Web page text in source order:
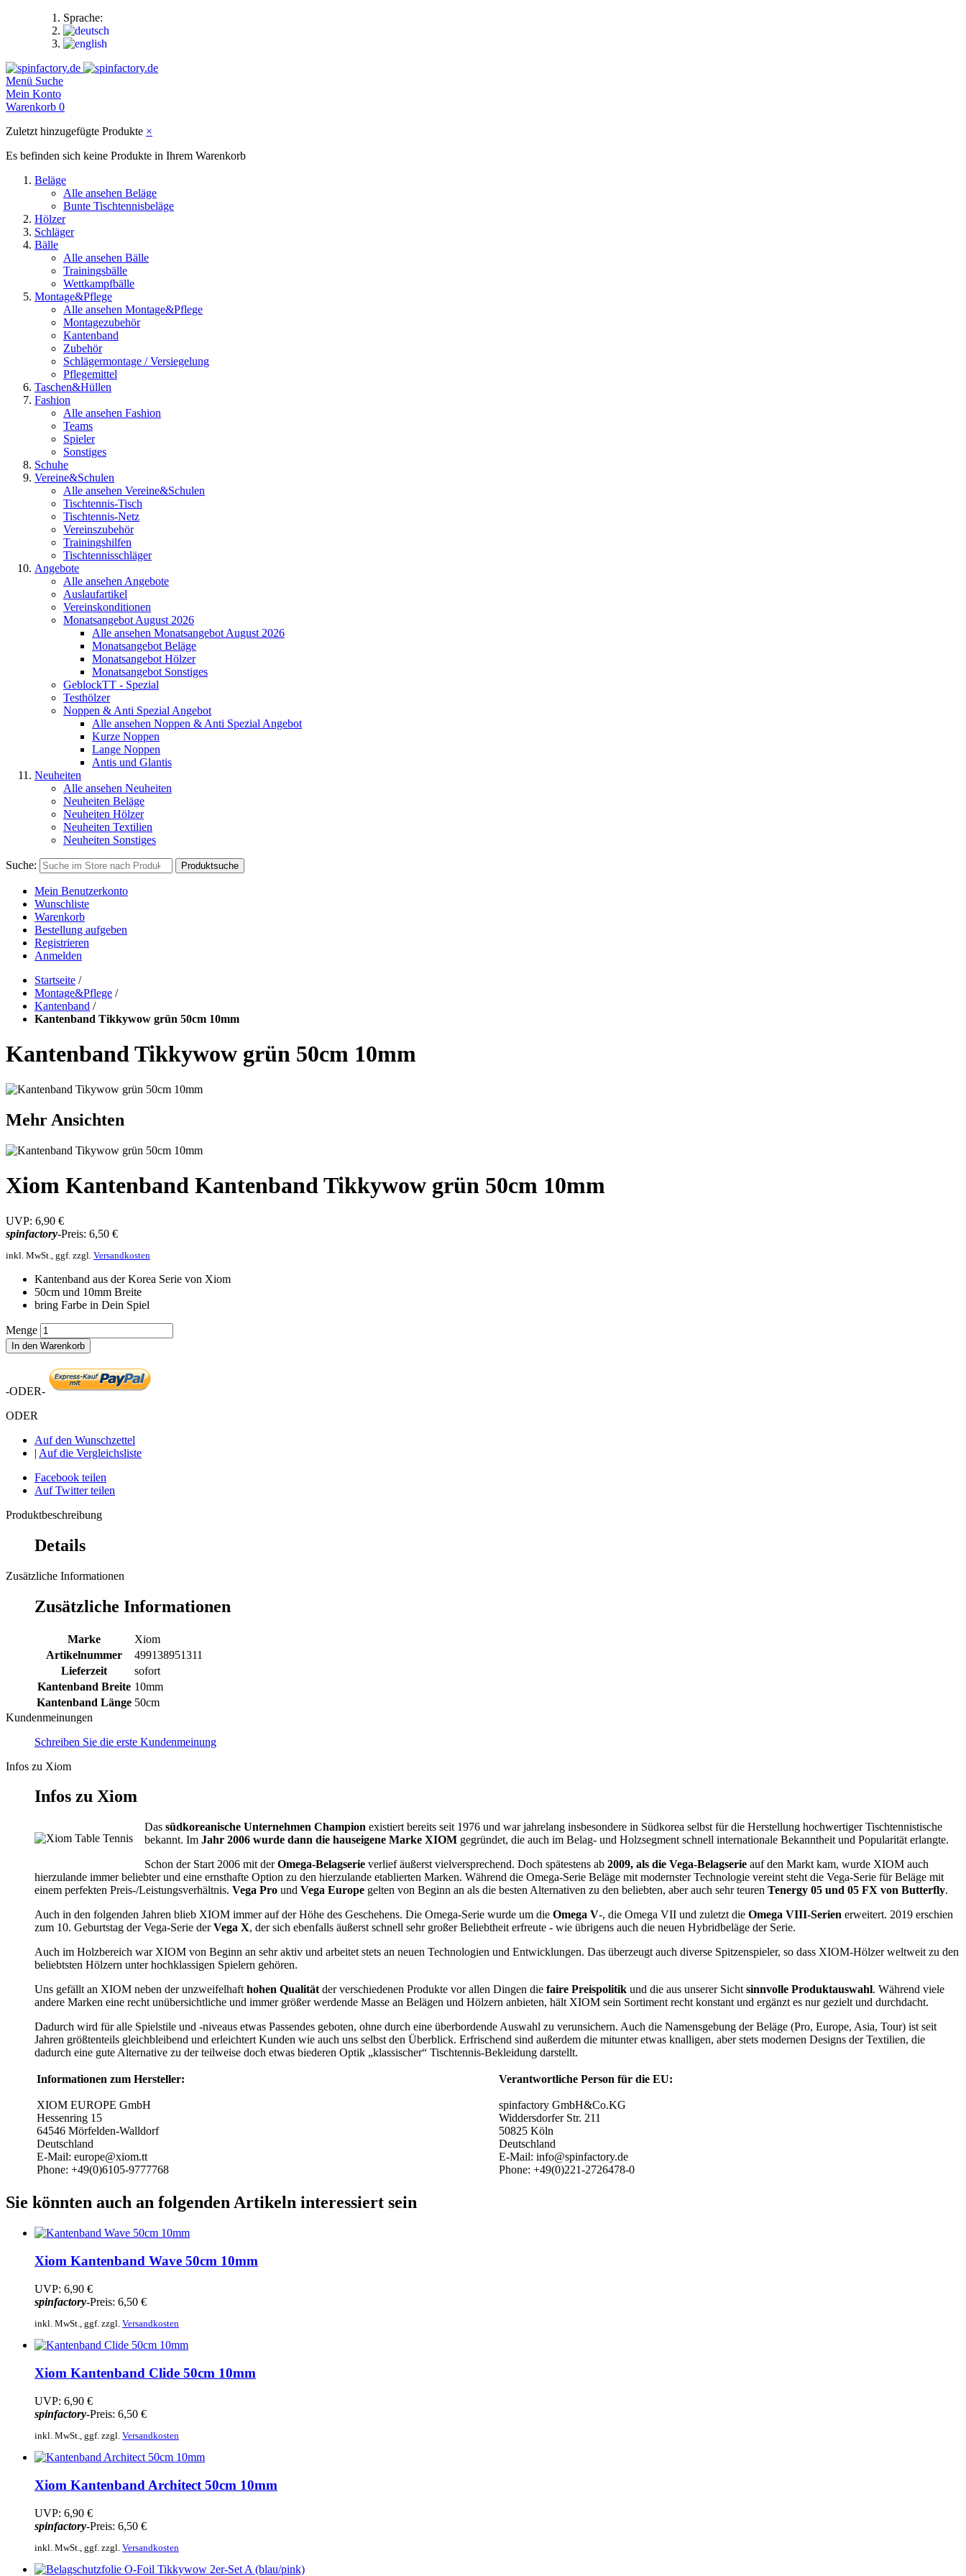
Sprache:
Menü Suche
Mein Konto
Warenkorb 0
Zuletzt hinzugefügte Produkte ×
Es befinden sich keine Produkte in Ihrem Warenkorb
Beläge
Alle ansehen Beläge
Bunte Tischtennisbeläge
Hölzer
Schläger
Bälle
Alle ansehen Bälle
Trainingsbälle
Wettkampfbälle
Montage&Pflege
Alle ansehen Montage&Pflege
Montagezubehör
Kantenband
Zubehör
Schlägermontage / Versiegelung
Pflegemittel
Taschen&Hüllen
Fashion
Alle ansehen Fashion
Teams
Spieler
Sonstiges
Schuhe
Vereine&Schulen
Alle ansehen Vereine&Schulen
Tischtennis-Tisch
Tischtennis-Netz
Vereinszubehör
Trainingshilfen
Tischtennisschläger
Angebote
Alle ansehen Angebote
Auslaufartikel
Vereinskonditionen
Monatsangebot August 2026
Alle ansehen Monatsangebot August 2026
Monatsangebot Beläge
Monatsangebot Hölzer
Monatsangebot Sonstiges
GeblockTT - Spezial
Testhölzer
Noppen & Anti Spezial Angebot
Alle ansehen Noppen & Anti Spezial Angebot
Kurze Noppen
Lange Noppen
Antis und Glantis
Neuheiten
Alle ansehen Neuheiten
Neuheiten Beläge
Neuheiten Hölzer
Neuheiten Textilien
Neuheiten Sonstiges
Suche: Produktsuche
Mein Benutzerkonto
Wunschliste
Warenkorb
Bestellung aufgeben
Registrieren
Anmelden
Startseite /
Montage&Pflege /
Kantenband /
Kantenband Tikkywow grün 50cm 10mm
Kantenband Tikkywow grün 50cm 10mm
Mehr Ansichten
Xiom Kantenband Kantenband Tikkywow grün 50cm 10mm
UVP: 6,90 €
spinfactory-Preis: 6,50 €
inkl. MwSt., ggf. zzgl. Versandkosten
Kantenband aus der Korea Serie von Xiom
50cm und 10mm Breite
bring Farbe in Dein Spiel
Menge
In den Warenkorb
-ODER-
ODER
Auf den Wunschzettel
| Auf die Vergleichsliste
Facebook teilen
Auf Twitter teilen
Produktbeschreibung
Details
Zusätzliche Informationen
Zusätzliche Informationen
Marke
Xiom
Artikelnummer
499138951311
Lieferzeit
sofort
Kantenband Breite 10mm
Kantenband Länge 50cm
Kundenmeinungen
Schreiben Sie die erste Kundenmeinung
Infos zu Xiom
Infos zu Xiom
Das südkoreanische Unternehmen Champion existiert bereits seit 1976 und war jahrelang insbesondere in Südkorea selbst für die Herstellung hochwertiger Tischtennistische
bekannt. Im Jahr 2006 wurde dann die hauseigene Marke XIOM gegründet, die auch im Belag- und Holzsegment schnell internationale Bekanntheit und Popularität erlangte.
Schon der Start 2006 mit derOmega-Belagserie verlief äußerst vielversprechend. Doch spätestens ab 2009, als die Vega-Belagserie auf den Markt kam, wurde XIOM auch
hierzulande immer beliebter und eine ernsthafte Option zu den hierzulande etablierten Marken. Während die Omega-Serie Beläge mit modernster Technologie vereint steht die Vega-Serie für Beläge mit
einem perfekten Preis-/Leistungsverhältnis. Vega Pro und Vega Europe gelten von Beginn an als die besten Alternativen zu den beliebten, aber auch sehr teuren Tenergy 05 und 05 FX von Butterfly.
Auch in den folgenden Jahren blieb XIOM immer auf der Höhe des Geschehens. Die Omega-Serie wurde um die Omega V-, die Omega VII und zuletzt die Omega VIII-Serien erweitert. 2019 erschien
zum 10. Geburtstag der Vega-Serie derVega X, der sich ebenfalls äußerst schnell sehr großer Beliebtheit erfreute - wie übrigens auch die neuen Hybridbeläge der Serie.
Auch im Holzbereich war XIOM von Beginn an sehr aktiv und arbeitet stets an neuen Technologien und Entwicklungen. Das überzeugt auch diverse Spitzenspieler, so dass XIOM-Hölzer weltweit zu den
beliebtsten Hölzern unter hochklassigen Spielern gehören.
Uns gefällt an XIOM neben der unzweifelhaft hohen Qualität der verschiedenen Produkte vor allen Dingen die faire Preispolitik und die aus unserer Sicht sinnvolle Produktauswahl. Während viele
andere Marken eine recht unübersichtliche und immer größer werdende Masse an Belägen und Hölzern anbieten, hält XIOM sein Sortiment recht konstant und ergänzt es nur gezielt und durchdacht.
Dadurch wird für alle Spielstile und -niveaus etwas Passendes geboten, ohne durch eine überbordende Auswahl zu verunsichern. Auch die Namensgebung der Beläge (Pro, Europe, Asia, Tour) ist seit
Jahren größtenteils gleichbleibend und erleichtert Kunden wie auch uns selbst den Überblick. Erfrischend sind außerdem die mitunter etwas knalligen, aber stets modernen Designs der Textilien, die
dadurch eine gute Alternative zu der teilweise doch etwas biederen Optik „klassischer“ Tischtennis-Bekleidung darstellt.
Informationen zum Hersteller:
XIOM EUROPE GmbH
Hessenring 15
64546 Mörfelden-Walldorf
Deutschland
E-Mail: europe@xiom.tt
Phone: +49(0)6105-9777768
Verantwortliche Person für die EU:
spinfactory GmbH&Co.KG
Widdersdorfer Str. 211
50825 Köln
Deutschland
E-Mail: info@spinfactory.de
Phone: +49(0)221-2726478-0
Sie könnten auch an folgenden Artikeln interessiert sein
Xiom Kantenband Wave 50cm 10mm
UVP: 6,90 €
spinfactory-Preis: 6,50 €
inkl. MwSt., ggf. zzgl. Versandkosten
Xiom Kantenband Clide 50cm 10mm
UVP: 6,90 €
spinfactory-Preis: 6,50 €
inkl. MwSt., ggf. zzgl. Versandkosten
Xiom Kantenband Architect 50cm 10mm
UVP: 6,90 €
spinfactory-Preis: 6,50 €
inkl. MwSt., ggf. zzgl. Versandkosten